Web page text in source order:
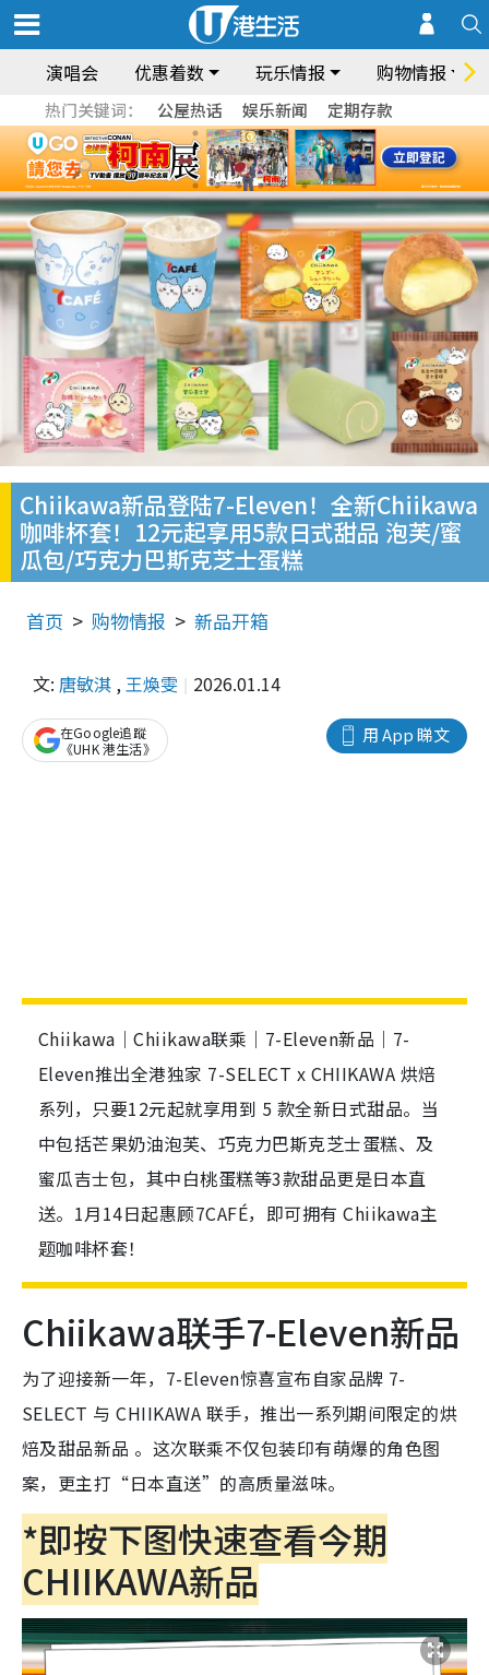
演唱会 优惠着数 玩乐情报 购物情报
热门关键词： 公屋热话 娱乐新闻 定期存款
Chiikawa新品登陆7-Eleven！全新Chiikawa
咖啡杯套！12元起享用5款日式甜品 泡芙/蜜
瓜包/巧克力巴斯克芝士蛋糕
首页 购物情报 新品开箱
文: 唐敏淇 ,王煥雯 2026.01.14
用 App 睇文
在Google追蹤
《UHK 港生活》
Chiikawa｜Chiikawa联乘｜7-Eleven新品｜7-
Eleven推出全港独家 7-SELECT x CHIIKAWA 烘焙
系列，只要12元起就享用到 5 款全新日式甜品。当
中包括芒果奶油泡芙、巧克力巴斯克芝士蛋糕、及
蜜瓜吉士包，其中白桃蛋糕等3款甜品更是日本直
送。1月14日起惠顾7CAFÉ，即可拥有 Chiikawa主
题咖啡杯套！
Chiikawa联手7-Eleven新品
为了迎接新一年，7-Eleven惊喜宣布自家品牌 7-
SELECT 与 CHIIKAWA 联手，推出一系列期间限定的烘
焙及甜品新品 。这次联乘不仅包装印有萌爆的角色图
案，更主打“日本直送”的高质量滋味。
*即按下图快速查看今期
CHIIKAWA新品